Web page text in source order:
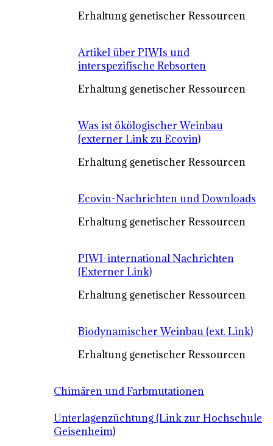
Erhaltung genetischer Ressourcen
Artikel über PIWIs und
interspezifische Rebsorten
Erhaltung genetischer Ressourcen
Was ist ökölogischer Weinbau
(externer Link zu Ecovin)
Erhaltung genetischer Ressourcen
Ecovin-Nachrichten und Downloads
Erhaltung genetischer Ressourcen
PIWI-international Nachrichten
(Externer Link)
Erhaltung genetischer Ressourcen
Biodynamischer Weinbau (ext. Link)
Erhaltung genetischer Ressourcen
Chimären und Farbmutationen
Unterlagenzüchtung (Link zur Hochschule
Geisenheim)